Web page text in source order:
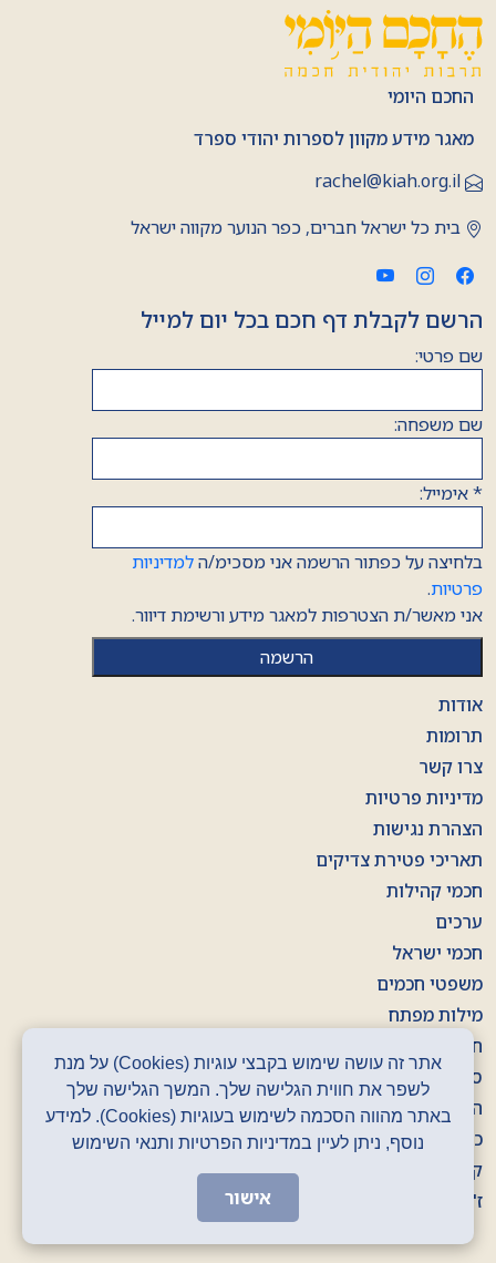
החכם היומי
מאגר מידע מקוון לספרות יהודי ספרד
rachel@kiah.org.il
בית כל ישראל חברים, כפר הנוער מקווה ישראל
הרשם לקבלת דף חכם בכל יום למייל
שם פרטי:
שם משפחה:
*אימייל:
בלחיצה על כפתור הרשמה אני מסכימ/הלמדיניות
פרטיות.
אני מאשר/ת הצטרפות למאגר מידע ורשימת דיוור.
אודות
תרומות
צרו קשר
מדיניות פרטיות
הצהרת נגישות
תאריכי פטירת צדיקים
חכמי קהילות
ערכים
חכמי ישראל
משפטי חכמים
מילות מפתח
חוברות
סרטונים
הסכתים
כרזות
קלפים
ז' באדר
אתר זה עושה שימוש בקבצי עוגיות (Cookies) על מנת
לשפר את חווית הגלישה שלך. המשך הגלישה שלך
באתר מהווה הסכמה לשימוש בעוגיות (Cookies). למידע
נוסף, ניתן לעיין במדיניות הפרטיות ותנאי השימוש
אישור